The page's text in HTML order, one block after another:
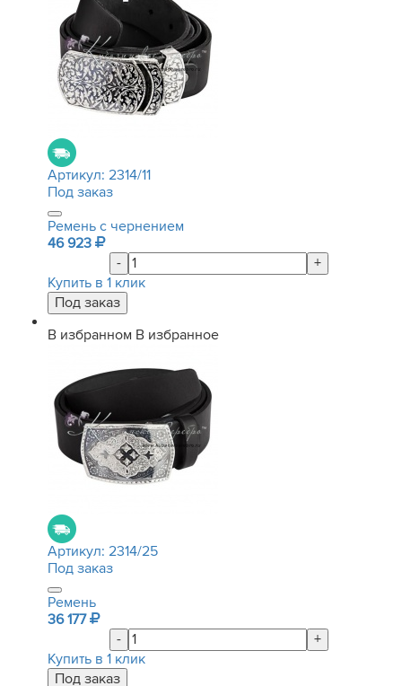
Артикул: 2314/11
Под заказ
Ремень с чернением
46 923
-
+
Купить в 1 клик
В избранном В избранное
Артикул: 2314/25
Под заказ
Ремень
36 177
-
+
Купить в 1 клик